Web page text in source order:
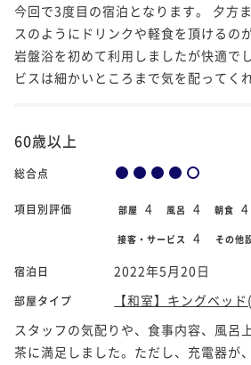
今回で3度目の宿泊となります。 夕方
スのようにドリンクや軽食を頂けるの
岩盤浴を初めて利用しましたが快適で
ビスは細かいところまで気を配ってくれ
60歳以上
総合点
項目別評価 部屋 4 風呂 4 朝食 4
接客・サービス 4 その他
宿泊日 2022年5月20日
部屋タイプ
【和室】キングベッ
スタッフの気配りや、食事内容、風呂
茶に満足しました。ただし、充電器が